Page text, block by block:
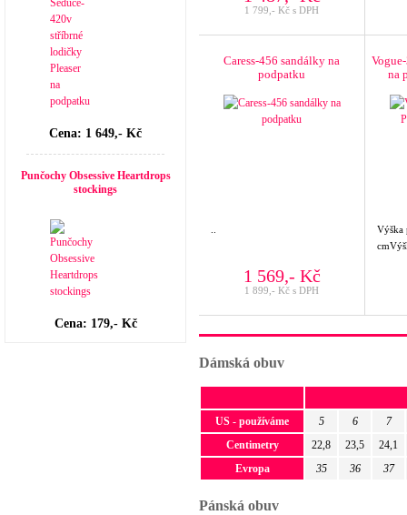
Cena: 1 649,- Kč
Punčochy Obsessive Heartdrops
stockings
Cena: 179,- Kč
1 799,- Kč s DPH
Caress-456 sandálky na
podpatku
1 569,- Kč
1 899,- Kč s DPH
na
Dámská obuv
US - používáme 5 6
7
Centimetry
22,8 23,5
24,1
Evropa
35 36 37
Pánská obuv